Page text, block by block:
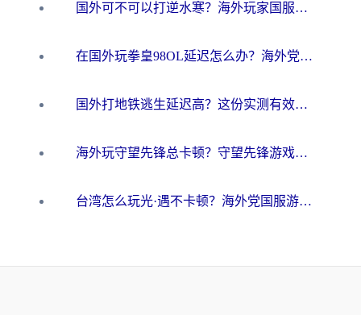
国外可不可以打逆水寒？海外玩家国服畅玩终极指南（附漫威荒野乱斗加速方案）
在国外玩拳皇98OL延迟怎么办？海外党亲测有效的低延迟指南
国外打地铁逃生延迟高？这份实测有效的低延迟指南帮你吃鸡
海外玩守望先锋总卡顿？守望先锋游戏加速器在哪里买&避坑指南（附欧洲非洲游戏实测）
台湾怎么玩光·遇不卡顿？海外党国服游戏加速终极攻略（附实测体验）